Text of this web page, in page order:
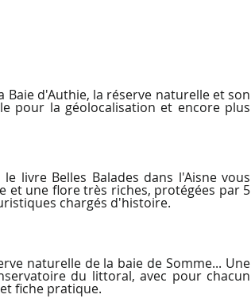
Baie d'Authie, la réserve naturelle et son
pour la géolocalisation et encore plus
livre Belles Balades dans l'Aisne vous
et une flore très riches, protégées par 5
chargés d'histoire.
naturelle de la baie de Somme... Une
du littoral, avec pour chacun
fiche pratique.